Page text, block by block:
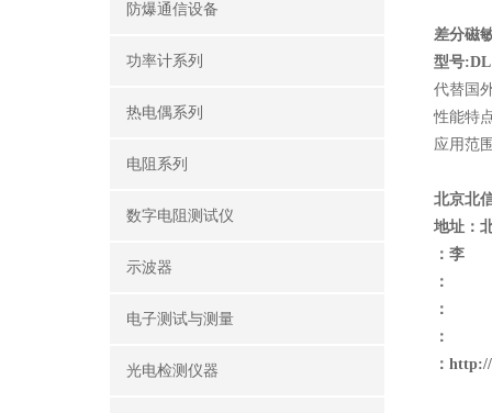
防爆通信设备
功率计系列
热电偶系列
电阻系列
数字电阻测试仪
示波器
电子测试与测量
光电检测仪器
差分磁
型号
代替国
性能特
应用范
北京北
地址：
：李
：
：
：
： http://